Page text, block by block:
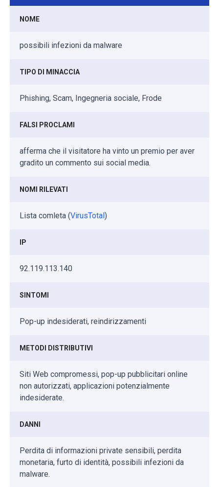
NOME
possibili infezioni da malware
TIPO DI MINACCIA
Phishing, Scam, Ingegneria sociale, Frode
FALSI PROCLAMI
afferma che il visitatore ha vinto un premio per aver
gradito un commento sui social media.
NOMI RILEVATI
Lista comleta (VirusTotal)
IP
92.119.113.140
SINTOMI
Pop-up indesiderati, reindirizzamenti
METODI DISTRIBUTIVI
Siti Web compromessi, pop-up pubblicitari online
non autorizzati, applicazioni potenzialmente
indesiderate.
DANNI
Perdita di informazioni private sensibili, perdita
monetaria, furto di identità, possibili infezioni da
malware.